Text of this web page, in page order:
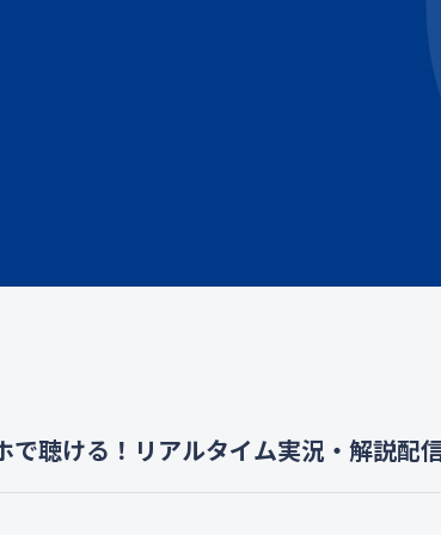
で聴ける！リアルタイム実況・解説配